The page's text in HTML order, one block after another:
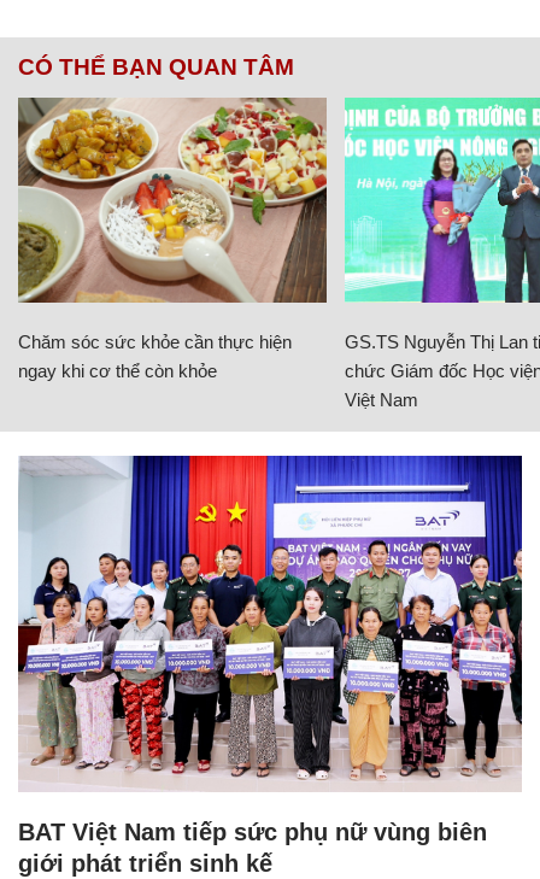
CÓ THỂ BẠN QUAN TÂM
Chăm sóc sức khỏe cần thực hiện
ngay khi cơ thể còn khỏe
GS.TS Nguyễn Thị Lan
chức Giám đốc Học
Việt Nam
BAT Việt Nam tiếp sức phụ nữ vùng biên
giới phát triển sinh kế